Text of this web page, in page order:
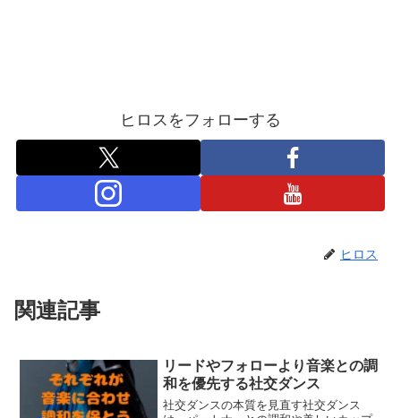
ヒロスをフォローする
ヒロス
関連記事
リードやフォローより音楽との調
和を優先する社交ダンス
社交ダンスの本質を見直す社交ダンス